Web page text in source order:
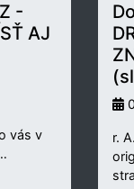
-
AJ
vás v
r.